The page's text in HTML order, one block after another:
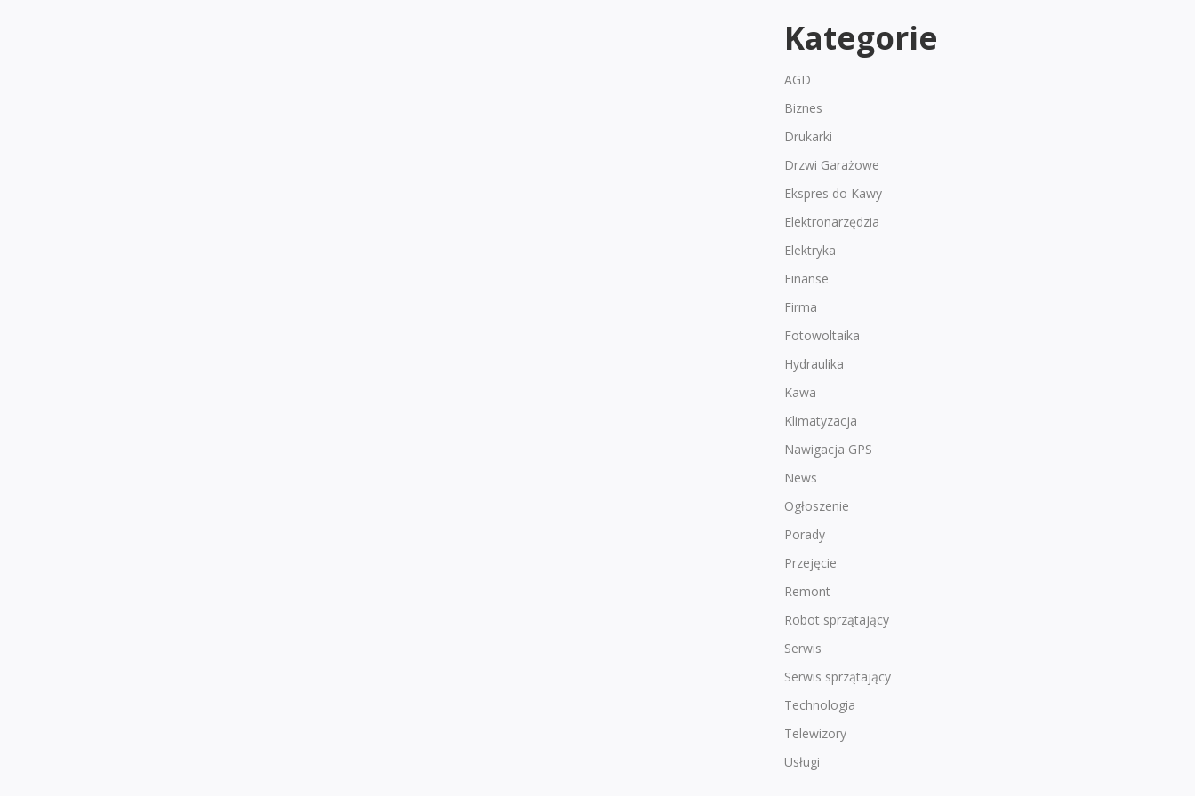
Kategorie
AGD
Biznes
Drukarki
Drzwi Garażowe
Ekspres do Kawy
Elektronarzędzia
Elektryka
Finanse
Firma
Fotowoltaika
Hydraulika
Kawa
Klimatyzacja
Nawigacja GPS
News
Ogłoszenie
Porady
Przejęcie
Remont
Robot sprzątający
Serwis
Serwis sprzątający
Technologia
Telewizory
Usługi